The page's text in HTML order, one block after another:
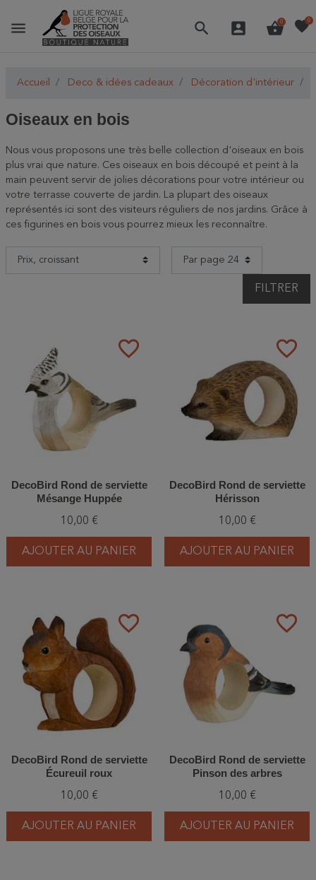
menu search account_box shopping_basket
0 favorite0
Accueil Deco & idées cadeaux Décoration d'intérieur
Oiseaux en bois
Nous vous proposons une très belle collection d'oiseaux en bois
plus vrai que nature. Ces oiseaux en bois découpé et peint à la
main peuvent servir de jolies décorations pour votre intérieur ou
votre terrasse couverte de jardin. La plupart des oiseaux
représentés ici sont des visiteurs réguliers de nos jardins. Grâce à
ces figurines en bois vous pourrez mieux les reconnaître.
FILTRER
favorite_border
DecoBird Rond de serviette
Mésange Huppée
10,00 €
AJOUTER AU PANIER
favorite_border
DecoBird Rond de serviette
Hérisson
10,00 €
AJOUTER AU PANIER
favorite_border
DecoBird Rond de serviette
Écureuil roux
10,00 €
AJOUTER AU PANIER
favorite_border
DecoBird Rond de serviette
Pinson des arbres
10,00 €
AJOUTER AU PANIER